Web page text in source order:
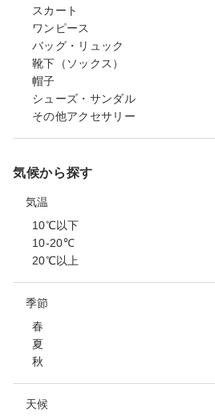
スカート
ワンピース
バッグ・リュック
靴下（ソックス）
帽子
シューズ・サンダル
その他アクセサリー
気候から探す
気温
10℃以下
10-20℃
20℃以上
季節
春
夏
秋
天候